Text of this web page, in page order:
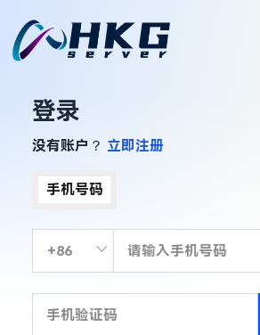
登录
没有账户？ 立即注册
手机号码